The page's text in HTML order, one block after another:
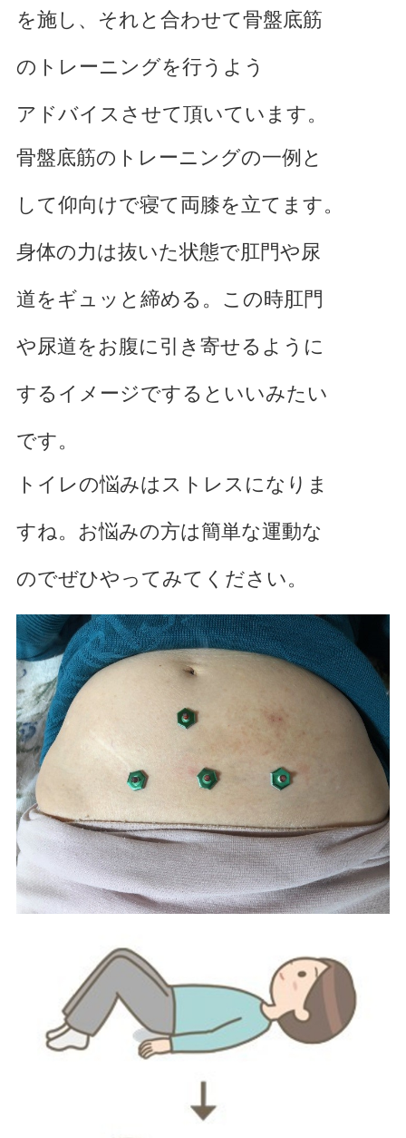
を施し、それと合わせて骨盤底筋
のトレーニングを行うよう
アドバイスさせて頂いています。
骨盤底筋のトレーニングの一例と
して仰向けで寝て両膝を立て ます。
身体の力は抜いた状態で肛門や尿
道をギュッと締める。この時肛門
や尿道をお腹に引き寄せるように
するイメージでするといいみたい
です。
トイレの悩みはストレスになりま
すね。お悩みの方は簡単な運動な
のでぜひやってみてください。